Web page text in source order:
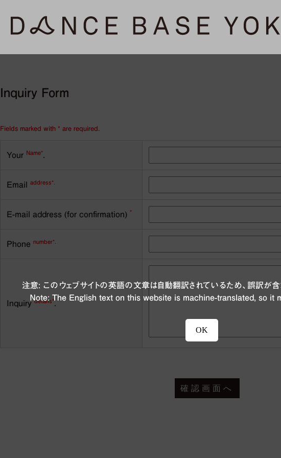
Inquiry Form
Fields marked with * are required.
Your Name*
Email address*.
E-mail address (for confirmation) *
Phone number*.
Inquirydetails*.
注意: このウェブサイトの英語の文章は自動翻訳されているため、誤訳が含
Note: The English text on this website is machine-translated, so it
OK